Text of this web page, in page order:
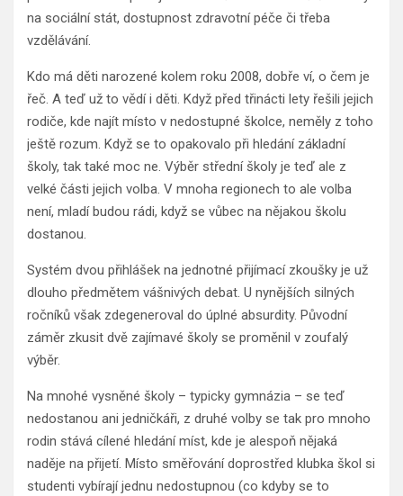
na sociální stát, dostupnost zdravotní péče či třeba
vzdělávání.
Kdo má děti narozené kolem roku 2008, dobře ví, o čem je
řeč. A teď už to vědí i děti. Když před třinácti lety řešili jejich
rodiče, kde najít místo v nedostupné školce, neměly z toho
ještě rozum. Když se to opakovalo při hledání základní
školy, tak také moc ne. Výběr střední školy je teď ale z
velké části jejich volba. V mnoha regionech to ale volba
není, mladí budou rádi, když se vůbec na nějakou školu
dostanou.
Systém dvou přihlášek na jednotné přijímací zkoušky je už
dlouho předmětem vášnivých debat. U nynějších silných
ročníků však zdegeneroval do úplné absurdity. Původní
záměr zkusit dvě zajímavé školy se proměnil v zoufalý
výběr.
Na mnohé vysněné školy – typicky gymnázia – se teď
nedostanou ani jedničkáři, z druhé volby se tak pro mnoho
rodin stává cílené hledání míst, kde je alespoň nějaká
naděje na přijetí. Místo směřování doprostřed klubka škol si
studenti vybírají jednu nedostupnou (co kdyby se to